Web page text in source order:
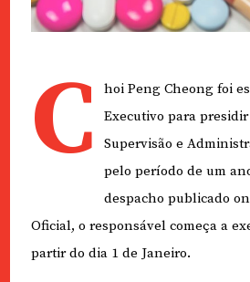
C
hoi Peng Cheong foi
Executivo para
Supervisão e
pelo período de um
despacho publicado
Oficial, o responsável começa a
partir do dia 1 de Janeiro.